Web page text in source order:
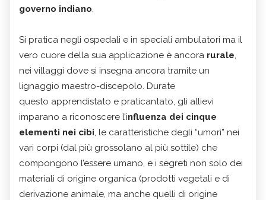
governo indiano.
Si pratica negli ospedali e in speciali ambulatori ma il
vero cuore della sua applicazione è ancora rurale,
nei villaggi dove si insegna ancora tramite un
lignaggio maestro-discepolo. Durate
questo apprendistato e praticantato, gli allievi
imparano a riconoscere l’influenza dei cinque
elementi nei cibi, le caratteristiche degli “umori” nei
vari corpi (dal più grossolano al più sottile) che
compongono l’essere umano, e i segreti non solo dei
materiali di origine organica (prodotti vegetali e di
derivazione animale, ma anche quelli di origine